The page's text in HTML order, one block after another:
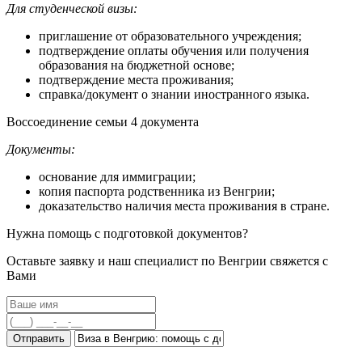
Для студенческой визы:
приглашение от образовательного учреждения;
подтверждение оплаты обучения или получения
образования на бюджетной основе;
подтверждение места проживания;
справка/документ о знании иностранного языка.
Воссоединение семьи 4 документа
Документы:
основание для иммиграции;
копия паспорта родственника из Венгрии;
доказательство наличия места проживания в стране.
Нужна помощь с подготовкой документов?
Оставьте заявку и наш специалист по Венгрии свяжется с
Вами
Отправить